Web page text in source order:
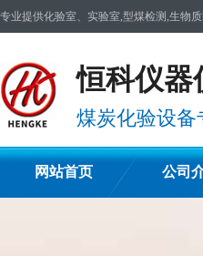
专业提供化验室、实验室,型煤检测,生物
恒科仪器
煤炭化验设
网站首页 公司